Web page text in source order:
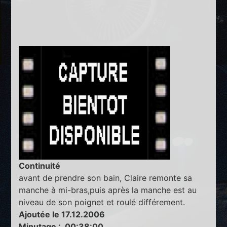
Continuité
avant de prendre son bain, Claire remonte sa
manche à mi-bras,puis après la manche est au
niveau de son poignet et roulé différement.
Ajoutée le 17.12.2006